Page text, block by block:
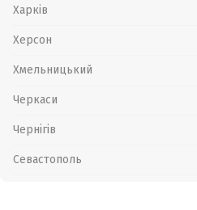
Харків
Херсон
Хмельницький
Черкаси
Чернігів
Севастополь